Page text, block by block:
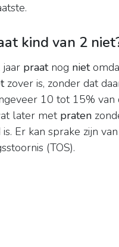
kind van 2
jaar praatnog niet
zover is, zonder dat
10 tot 15% van
later met praten
Er kan sprake zijn
(TOS).